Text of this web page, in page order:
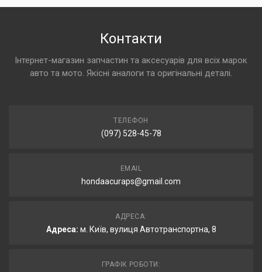
Контакти
Інтернет-магазин запчастин та аксесуарів для всіх марок
авто та мото. Якісні аналоги та оригінальні деталі.
ТЕЛЕФОН
(097) 528-45-78
EMAIL
hondaacuraps@gmail.com
АДРЕСА:
Адреса: м. Київ, вулиця Автотранспортна, 8
ГРАФІК РОБОТИ: